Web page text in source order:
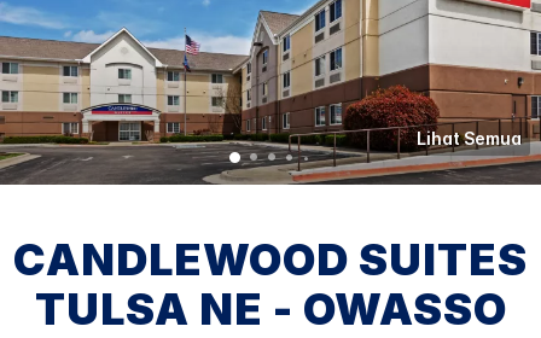
Lihat Semua
CANDLEWOOD SUITES
TULSA NE - OWASSO